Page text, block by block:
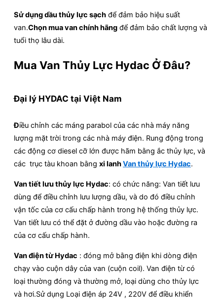
Sử dụng dầu thủy lực sạch để đảm bảo hiệu suất
van.Chọn mua van chính hãng để đảm bảo chất lượng và
tuổi thọ lâu dài.
Mua Van Thủy Lực Hydac Ở Đâu?
Đại lý HYDAC tại Việt Nam
Điều chỉnh các máng parabol của các nhà máy năng
lượng mặt trời trong các nhà máy điện. Rung động trong
các động cơ diesel cỡ lớn được hãm bằng ắc thủy lực, và
các trục tàu khoan bằng xi lanhVan thủy lực Hydac.
Van tiết lưu thủy lực Hydac: có chức năng: Van tiết lưu
dùng để điều chỉnh lưu lượng dầu, và do đó điều chỉnh
vận tốc của cơ cấu chấp hành trong hệ thống thủy lực.
Van tiết lưu có thể đặt ở đường dầu vào hoặc đường ra
của cơ cấu chấp hành.
Van điện từ Hydac : đóng mở bằng điện khi dòng điện
chạy vào cuộn dây của van (cuộn coil). Van điện từ có
loại thường đóng và thường mở, loại dùng cho thủy lực
và hơi.Sử dụng Loại điện áp 24V , 220V để điều khiển